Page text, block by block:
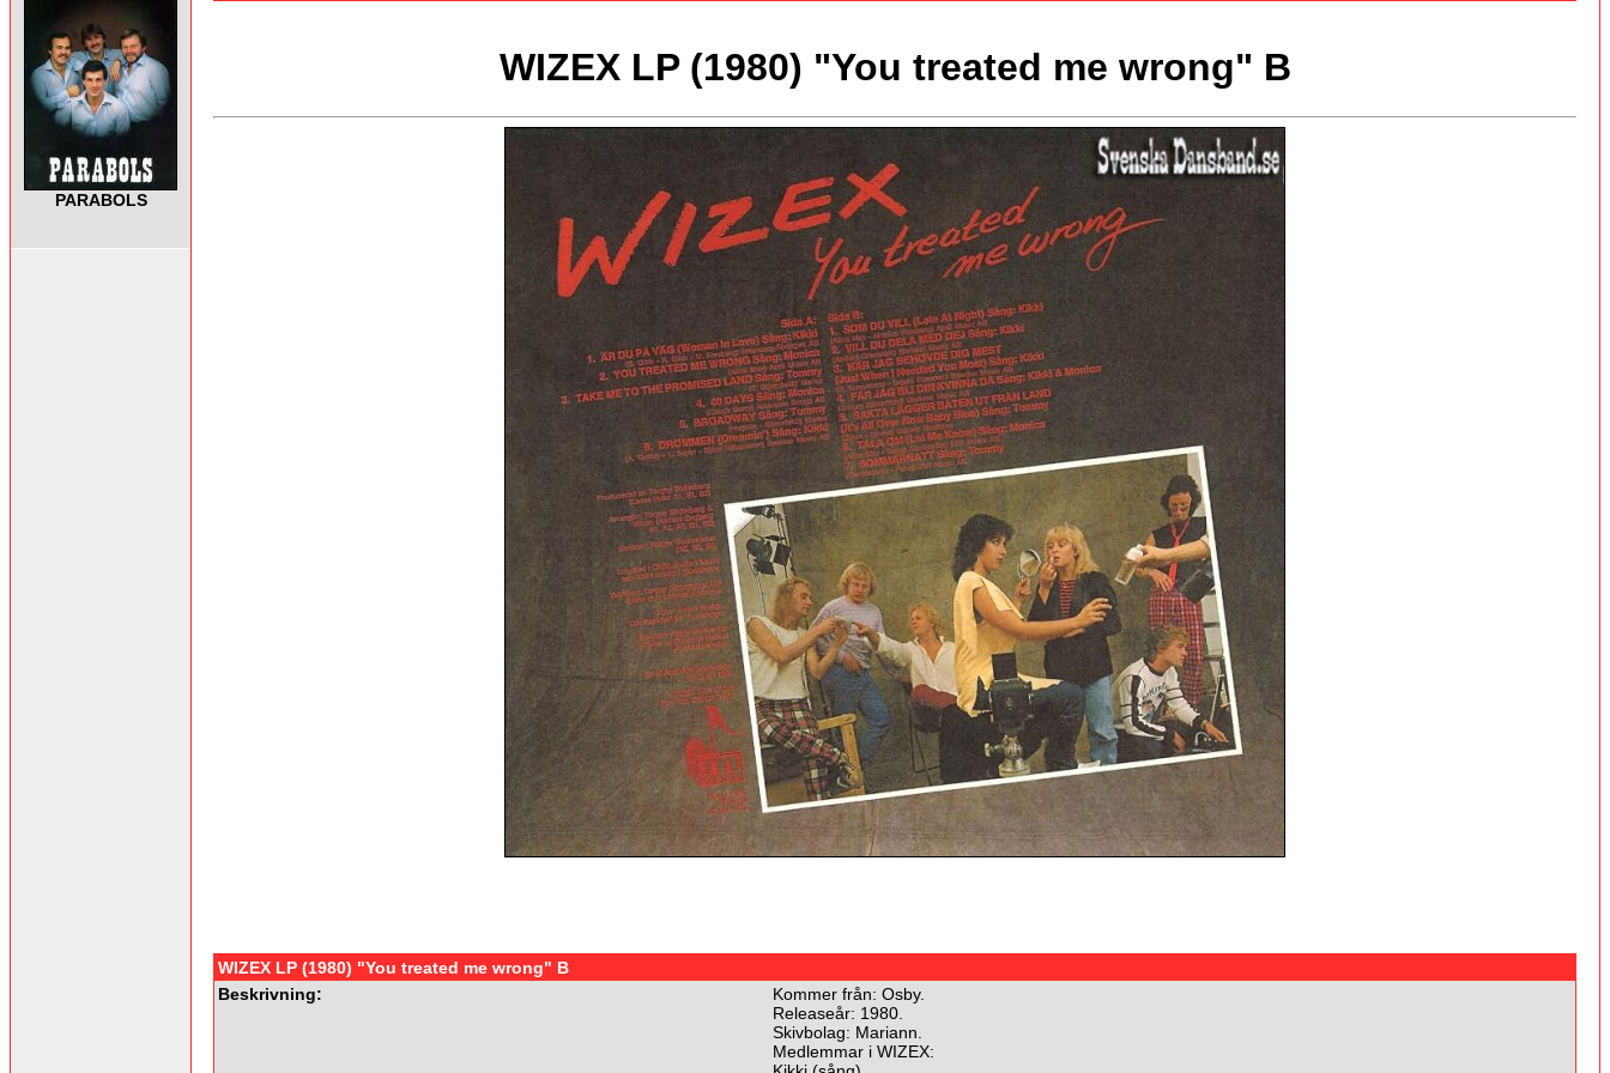
PARABOLS
WIZEX LP (1980) "You treated me wrong" B
WIZEX LP (1980) "You treated me wrong" B
Beskrivning:
Kommer från: Osby.
Releaseår: 1980.
Skivbolag: Mariann.
Medlemmar i WIZEX: